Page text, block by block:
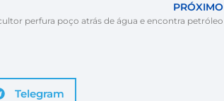
PRÓXIMO
perfura poço atrás de água e encontra petróleo
Telegram